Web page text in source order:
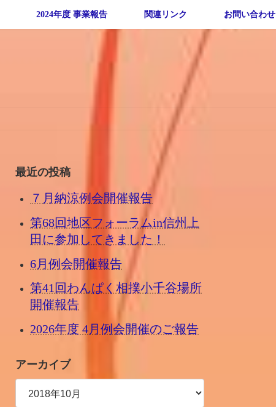
2024年度 事業報告 関連リンク お問い合わせ
最近の投稿
７月納涼例会開催報告
第68回地区フォーラムin信州上
田に参加してきました！
6月例会開催報告
第41回わんぱく相撲小千谷場所
開催報告
2026年度 4月例会開催のご報告
アーカイブ